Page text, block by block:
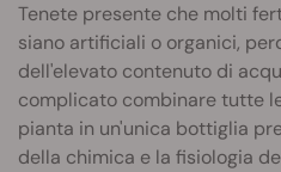
Tenete presente che molti
siano artificiali o organici,
dell'elevato contenuto di
complicato combinare tutte
pianta in un'unica bottiglia
della chimica e la fisiologia